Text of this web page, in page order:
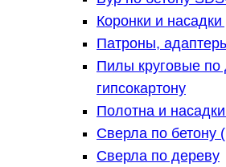
Коронки и
Патроны,
Пилы круговые по
гипсокартону
Полотна и
Сверла по бетону
Сверла по дереву